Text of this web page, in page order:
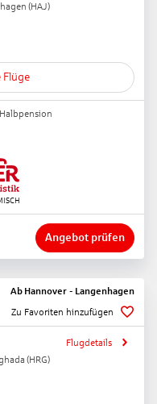
(HAJ)
Flüge
Halbpension
Angebot prüfen
Ab Hannover - Langenhagen
Zu Favoriten hinzufügen
(HRG)
Flugdetails